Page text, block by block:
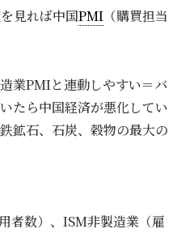
見れば中国PMI （購買担当
業PMIと連動しやすい＝バ
たら中国経済が悪化してい
鉱石、石炭、穀物の最大の
者数）、ISM非製造業（雇